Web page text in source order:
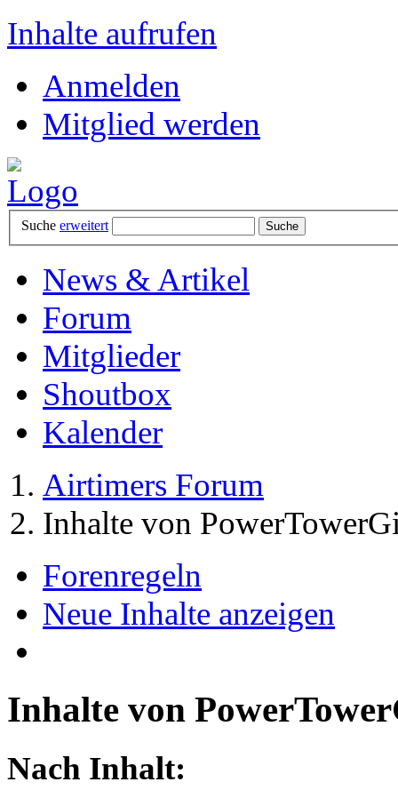
Inhalte aufrufen
Anmelden
Mitglied werden
Suche erweitert
News & Artikel
Forum
Mitglieder
Shoutbox
Kalender
Airtimers Forum
Inhalte von
Forenregeln
Neue Inhalte anzeigen
Inhalte von
Nach Inhalt: